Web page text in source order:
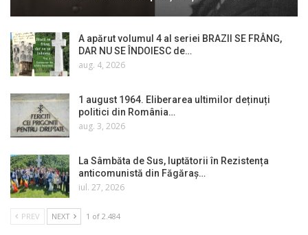
A apărut volumul 4 al seriei BRAZII SE FRÂNG,
DAR NU SE ÎNDOIESC de…
aug. 4, 2026
1 august 1964. Eliberarea ultimilor deținuți
politici din România…
aug. 3, 2026
La Sâmbăta de Sus, luptătorii în Rezistența
anticomunistă din Făgăraș…
iul. 27, 2026
PREV NEXT 1 of 2.484